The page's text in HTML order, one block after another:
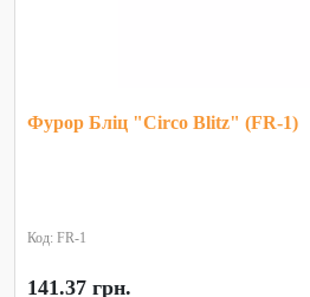
Фурор Бліц "Circo Blitz" (FR-1)
Код: FR-1
141.37 грн.